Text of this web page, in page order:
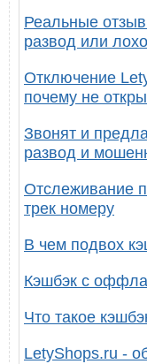
Реальные
развод или
Отключение
почему не
Звонят и
развод и
Отслеживание
трек номеру
В чем подвох
Кэшбэк с
Что такое
LetyShops.ru -